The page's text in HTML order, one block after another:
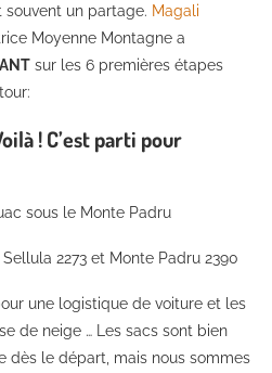
souvent un partage. Magali
Moyenne Montagne a
sur les 6 premières étapes
! C’est parti pour
sous le Monte Padru
2273 et Monte Padru 2390
une logistique de voiture et les
de neige … Les sacs sont bien
dès le départ, mais nous sommes